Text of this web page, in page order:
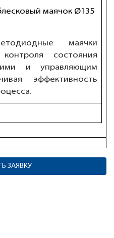
маячок Ø135
маячки
состояния
и управляющим
эффективность
ЗАЯВКУ